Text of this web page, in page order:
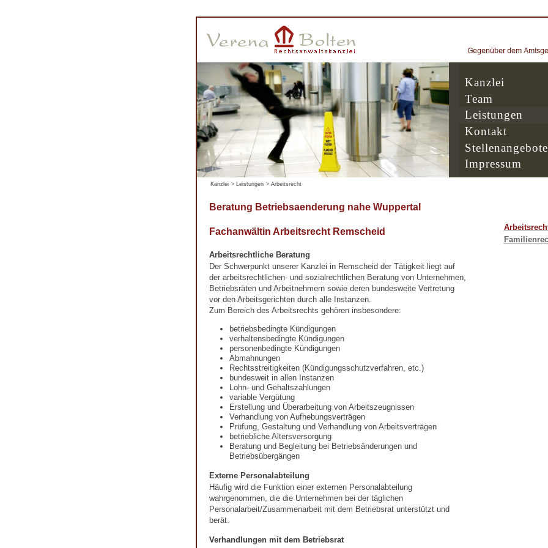
Kanzlei
Team
Leistungen
Kontakt
Stellenangebote
Impressum
Kanzlei > Leistungen > Arbeitsrecht
Beratung Betriebsaenderung nahe Wuppertal
Fachanwältin Arbeitsrecht Remscheid
Arbeitsrechtliche Beratung
Der Schwerpunkt unserer Kanzlei in Remscheid der Tätigkeit liegt auf
der arbeitsrechtlichen- und sozialrechtlichen Beratung von Unternehmen,
Betriebsräten und Arbeitnehmern sowie deren bundesweite Vertretung
vor den Arbeitsgerichten durch alle Instanzen.
Zum Bereich des Arbeitsrechts gehören insbesondere:
betriebsbedingte Kündigungen
verhaltensbedingte Kündigungen
personenbedingte Kündigungen
Abmahnungen
Rechtsstreitigkeiten (Kündigungsschutzverfahren, etc.)
bundesweit in allen Instanzen
Lohn- und Gehaltszahlungen
variable Vergütung
Erstellung und Überarbeitung von Arbeitszeugnissen
Verhandlung von Aufhebungsverträgen
Prüfung, Gestaltung und Verhandlung von Arbeitsverträgen
betriebliche Altersversorgung
Beratung und Begleitung bei Betriebsänderungen und
Betriebsübergängen
Externe Personalabteilung
Häufig wird die Funktion einer externen Personalabteilung
wahrgenommen, die die Unternehmen bei der täglichen
Personalarbeit/Zusammenarbeit mit dem Betriebsrat unterstützt und
berät.
Verhandlungen mit dem Betriebsrat